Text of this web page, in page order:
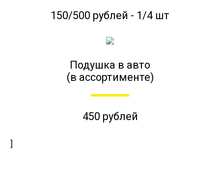
150/500 рублей - 1/4 шт
Подушка в авто
(в ассортименте)
450 рублей
]